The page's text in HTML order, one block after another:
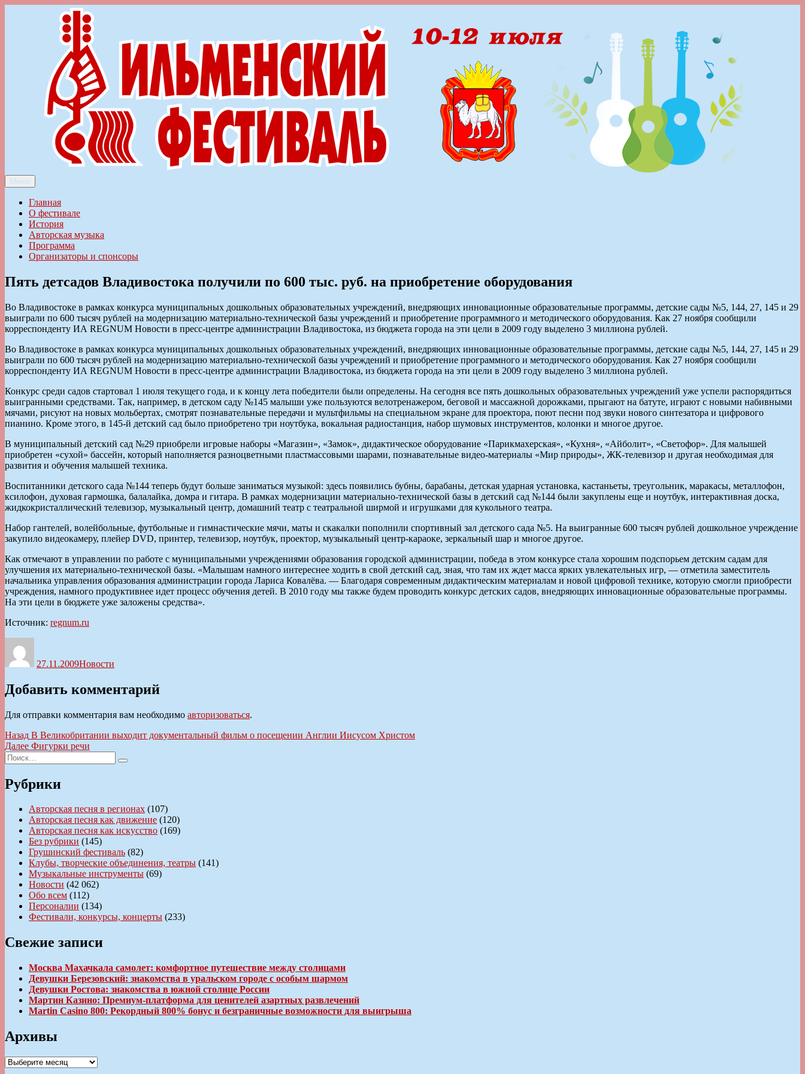
содержимому
Ильменский фестиваль авторской песни
Меню
Главная
О фестивале
История
Авторская музыка
Программа
Организаторы и спонсоры
Пять детсадов Владивостока получили по 600 тыс. руб. на приобретение оборудования
Во Владивостоке в рамках конкурса муниципальных дошкольных образовательных учреждений, внедряющих инновационные образовательные программы, детские сады №5, 144, 27, 145 и 29
выиграли по 600 тысяч рублей на модернизацию материально-технической базы учреждений и приобретение программного и методического оборудования. Как 27 ноября сообщили
корреспонденту ИА REGNUM Новости в пресс-центре администрации Владивостока, из бюджета города на эти цели в 2009 году выделено 3 миллиона рублей.
Во Владивостоке в рамках конкурса муниципальных дошкольных образовательных учреждений, внедряющих инновационные образовательные программы, детские сады №5, 144, 27, 145 и 29
выиграли по 600 тысяч рублей на модернизацию материально-технической базы учреждений и приобретение программного и методического оборудования. Как 27 ноября сообщили
корреспонденту ИА REGNUM Новости в пресс-центре администрации Владивостока, из бюджета города на эти цели в 2009 году выделено 3 миллиона рублей.
Конкурс среди садов стартовал 1 июля текущего года, и к концу лета победители были определены. На сегодня все пять дошкольных образовательных учреждений уже успели распорядиться
выигранными средствами. Так, например, в детском саду №145 малыши уже пользуются велотренажером, беговой и массажной дорожками, прыгают на батуте, играют с новыми набивными
мячами, рисуют на новых мольбертах, смотрят познавательные передачи и мультфильмы на специальном экране для проектора, поют песни под звуки нового синтезатора и цифрового
пианино. Кроме этого, в 145-й детский сад было приобретено три ноутбука, вокальная радиостанция, набор шумовых инструментов, колонки и многое другое.
В муниципальный детский сад №29 приобрели игровые наборы «Магазин», «Замок», дидактическое оборудование «Парикмахерская», «Кухня», «Айболит», «Светофор». Для малышей
приобретен «сухой» бассейн, который наполняется разноцветными пластмассовыми шарами, познавательные видео-материалы «Мир природы», ЖК-телевизор и другая необходимая для
развития и обучения малышей техника.
Воспитанники детского сада №144 теперь будут больше заниматься музыкой: здесь появились бубны, барабаны, детская ударная установка, кастаньеты, треугольник, маракасы, металлофон,
ксилофон, духовая гармошка, балалайка, домра и гитара. В рамках модернизации материально-технической базы в детский сад №144 были закуплены еще и ноутбук, интерактивная доска,
жидкокристаллический телевизор, музыкальный центр, домашний театр с театральной ширмой и игрушками для кукольного театра.
Набор гантелей, волейбольные, футбольные и гимнастические мячи, маты и скакалки пополнили спортивный зал детского сада №5. На выигранные 600 тысяч рублей дошкольное учреждение
закупило видеокамеру, плейер DVD, принтер, телевизор, ноутбук, проектор, музыкальный центр-караоке, зеркальный шар и многое другое.
Как отмечают в управлении по работе с муниципальными учреждениями образования городской администрации, победа в этом конкурсе стала хорошим подспорьем детским садам для
улучшения их материально-технической базы. «Малышам намного интереснее ходить в свой детский сад, зная, что там их ждет масса ярких увлекательных игр, — отметила заместитель
начальника управления образования администрации города Лариса Ковалёва. — Благодаря современным дидактическим материалам и новой цифровой технике, которую смогли приобрести
учреждения, намного продуктивнее идет процесс обучения детей. В 2010 году мы также будем проводить конкурс детских садов, внедряющих инновационные образовательные программы.
На эти цели в бюджете уже заложены средства».
Источник: regnum.ru
27.11.2009Новости
Добавить комментарий
Для отправки комментария вам необходимо авторизоваться.
Навигация
по
записям
Назад Предыдущая
запись:
В Великобритании выходит документальный фильм о посещении Англии Иисусом Христом
Далее Следующая
Фигурки речи
Искать:
Поиск
Рубрики
Авторская песня в регионах (107)
Авторская песня как движение (120)
Авторская песня как искусство (169)
Без рубрики (145)
Грушинский фестиваль (82)
Клубы, творческие объединения, театры (141)
Музыкальные инструменты (69)
Новости (42 062)
Обо всем (112)
Персоналии (134)
Фестивали, конкурсы, концерты (233)
Свежие записи
Москва Махачкала самолет: комфортное путешествие между столицами
Девушки Березовский: знакомства в уральском городе с особым шармом
Девушки Ростова: знакомства в южной столице России
Мартин Казино: Премиум-платформа для ценителей азартных развлечений
Martin Casino 800: Рекордный 800% бонус и безграничные возможности для выигрыша
Архивы
Архивы